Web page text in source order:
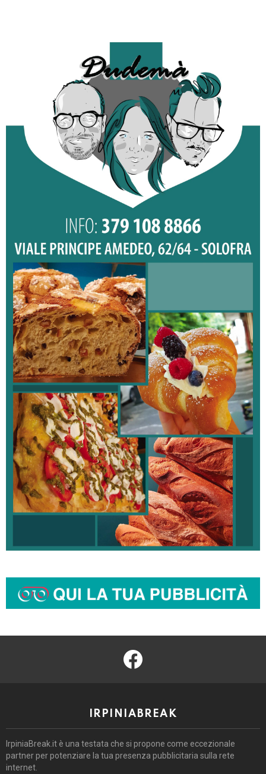
facebook
IRPINIABREAK
IrpiniaBreak.it è una testata che si propone come eccezionale
partner per potenziare la tua presenza pubblicitaria sulla rete
internet.